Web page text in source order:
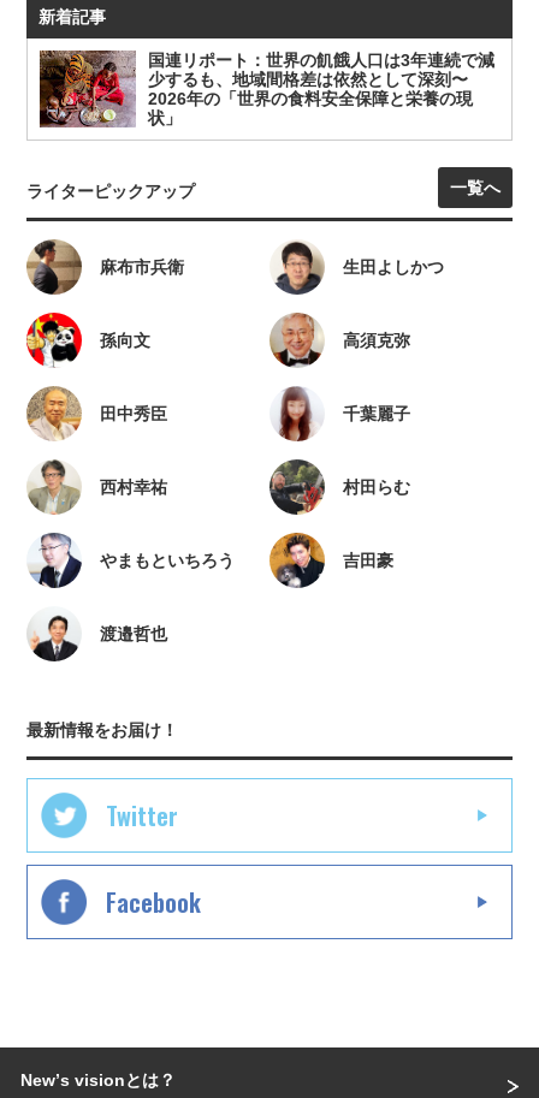
新着記事
国連リポート：世界の飢餓人口は3年連続で減
少するも、地域間格差は依然として深刻〜
2026年の「世界の食料安全保障と栄養の現
状」
ライターピックアップ 一覧へ
麻布市兵衛 生田よしかつ
孫向文 高須克弥
田中秀臣 千葉麗子
西村幸祐 村田らむ
やまもといちろう 吉田豪
渡邉哲也
最新情報をお届け！
Twitter
Facebook
Newʼs visionとは？